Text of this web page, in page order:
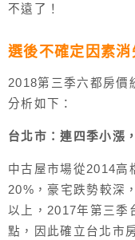
不遠了！
選後不確定因素
2018第三季六都房價
分析如下：
台北市：連四季小漲
中古屋市場從2014高
20%，豪宅跌勢較深
以上，2017年第三季
點，因此確立台北市